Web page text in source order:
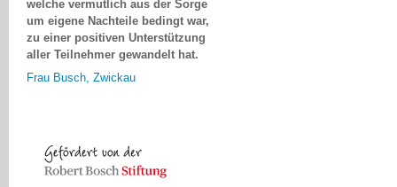
um eigene Nachteile bedingt war,
zu einer positiven Unterstützung
aller Teilnehmer gewandelt hat.